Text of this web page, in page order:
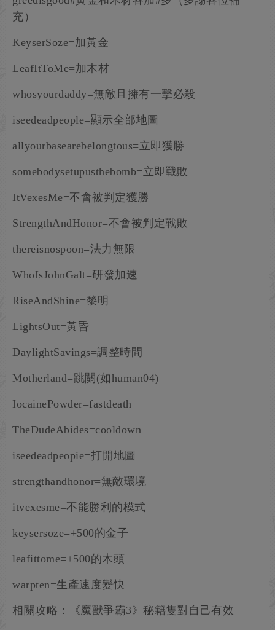
充）
KeyserSoze=加黃金
LeafItToMe=加木材
whosyourdaddy=無敵且擁有一擊必殺
iseedeadpeople=顯示全部地圖
allyourbasearebelongtous=立即獲勝
somebodysetupusthebomb=立即戰敗
ItVexesMe=不會被判定獲勝
StrengthAndHonor=不會被判定戰敗
thereisnospoon=法力無限
WhoIsJohnGalt=研發加速
RiseAndShine=黎明
LightsOut=黃昏
DaylightSavings=調整時間
Motherland=跳關(如human04)
IocainePowder=fastdeath
TheDudeAbides=cooldown
iseedeadpeopie=打開地圖
strengthandhonor=無敵環境
itvexesme=不能勝利的模式
keysersoze=+500的金子
leafittome=+500的木頭
warpten=生產速度變快
相關攻略：《魔獸爭霸3》秘籍隻對自己有效